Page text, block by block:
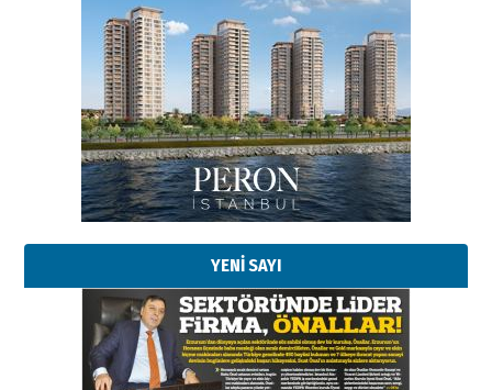
YENİ SAYI
Esat BİNDESEN
Başkan Sekmen’den Erzurum’a
bir vizyon proje daha!
02 Ağustos 2026 Pazar
Kadir SABUNCUOĞLU
Erzurumspor’un köşe taşları
29 Haziran 2026 Pazartesi
Kenan GÜLERCİ
Murat Şahsuvaroğlu ERKON’da
çıtayı yukarı taşırken,
yönetimdekiler aşağı
çekmemeli!
17 Şubat 2026 SalıOrhan BOZKURT